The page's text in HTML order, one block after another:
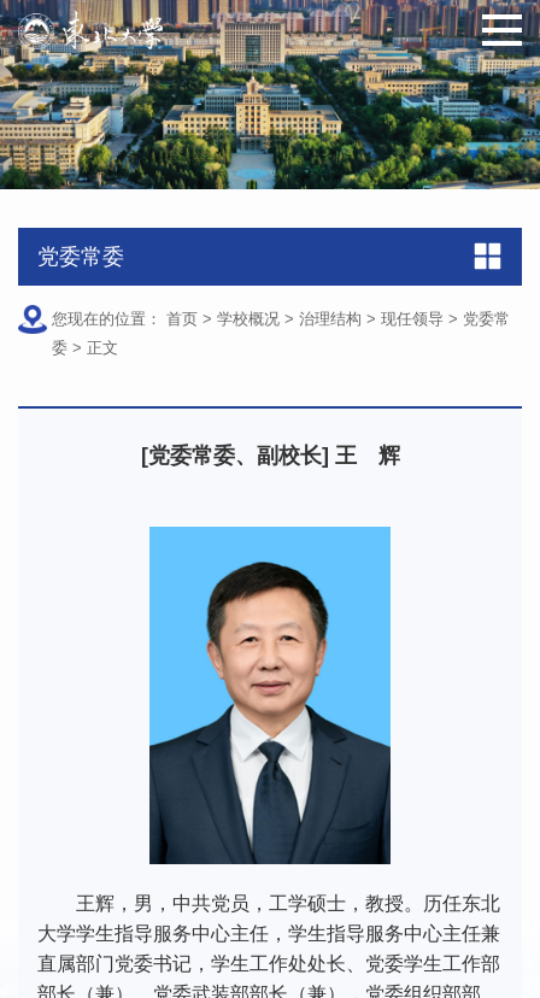
党委常委
您现在的位置： 首页 > 学校概况 > 治理结构 > 现任领导 > 党委常
委 > 正文
[党委常委、副校长] 王 辉
王辉，男，中共党员，工学硕士，教授。历任东北
大学学生指导服务中心主任，学生指导服务中心主任兼
直属部门党委书记，学生工作处处长、党委学生工作部
原图